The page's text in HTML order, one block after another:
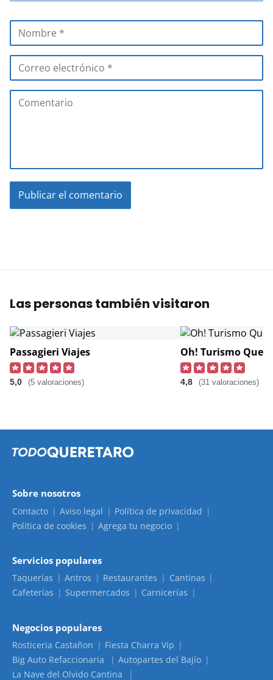
Las personas también visitaron
Passagieri Viajes
5,0 (5 valoraciones)
Oh! Turismo
4,8 (31 valoraciones)
Sobre nosotros
Contacto Aviso legal
Política de privacidad
Política de cookies
Agrega tu negocio
Servicios populares
Taquerías Antros Restaurantes
Cantinas
Cafeterías
Supermercados Carnicerías
Negocios populares
Rosticeria Castañon
Fiesta Charra Vip
Big Auto Refaccionaria
Autopartes del Bajío
La Nave del Olvido Cantina